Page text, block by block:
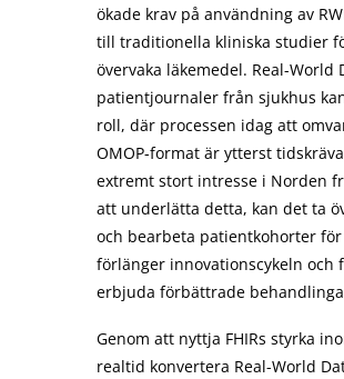
ökade krav på användning av
till traditionella kliniska studier
övervaka läkemedel. Real-World
patientjournaler från sjukhus
roll, där processen idag att
OMOP-format är ytterst
extremt stort intresse i Norden
att underlätta detta, kan det ta
och bearbeta patientkohorter
förlänger innovationscykeln
erbjuda förbättrade
Genom att nyttja FHIRs styrka
realtid konvertera Real-World